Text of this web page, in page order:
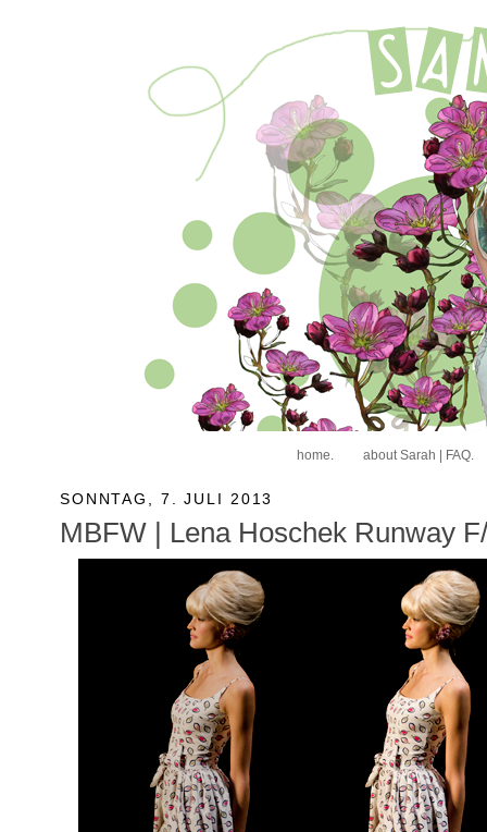
home. about Sarah | FAQ.
SONNTAG, 7. JULI 2013
MBFW | Lena Hoschek Runway